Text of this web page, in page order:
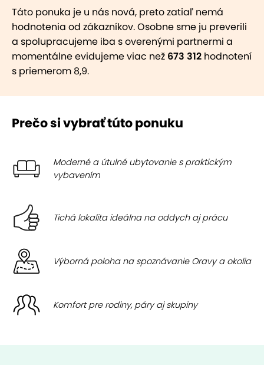
Táto ponuka je u nás nová, preto zatiaľ nemá
hodnotenia od zákazníkov. Osobne sme ju preverili
a spolupracujeme iba s overenými partnermi a
momentálne evidujeme viac než 673 312 hodnotení
s priemerom 8,9.
Prečo si vybrať túto ponuku
Moderné a útulné ubytovanie s praktickým
vybavením
Tichá lokalita ideálna na oddych aj prácu
Výborná poloha na spoznávanie Oravy a okolia
Komfort pre rodiny, páry aj skupiny